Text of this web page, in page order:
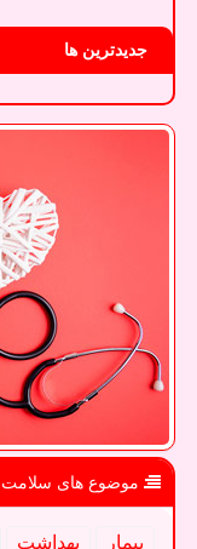
جدیدترین ها
موضوع های سلامت
بیمار بهداشت